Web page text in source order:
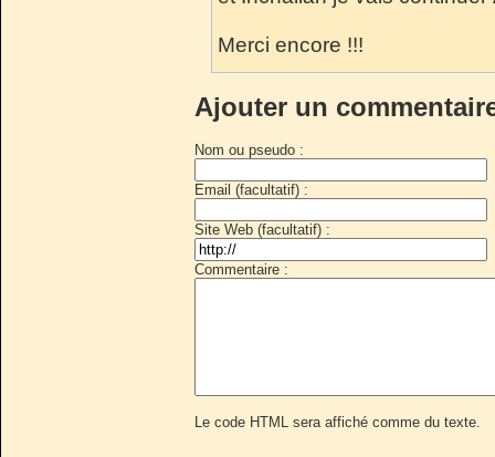
Merci encore !!!
Ajouter un
Nom ou pseudo :
Email (facultatif) :
Site Web (facultatif) :
Commentaire :
Le code HTML sera affiché comme du texte.